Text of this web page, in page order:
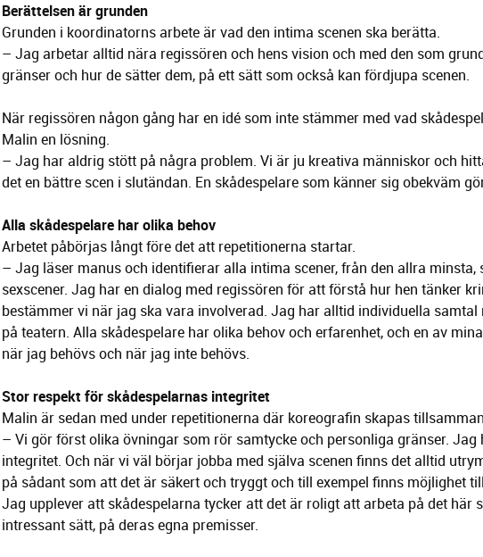
Berättelsen är grunden
Grunden i koordinatorns arbete är vad den intima scenen ska berätta.
– Jag arbetar alltid nära regissören och hens vision och med den som
gränser och hur de sätter dem, på ett sätt som också kan fördjupa scenen.
När regissören någon gång har en idé som inte stämmer med vad
Malin en lösning.
– Jag har aldrig stött på några problem. Vi är ju kreativa människor och
det en bättre scen i slutändan. En skådespelare som känner sig obekväm
Alla skådespelare har olika behov
Arbetet påbörjas långt före det att repetitionerna startar.
– Jag läser manus och identifierar alla intima scener, från den allra minsta,
sexscener. Jag har en dialog med regissören för att förstå hur hen tänker
bestämmer vi när jag ska vara involverad. Jag har alltid individuella
på teatern. Alla skådespelare har olika behov och erfarenhet, och en av
när jag behövs och när jag inte behövs.
Stor respekt för skådespelarnas integritet
Malin är sedan med under repetitionerna där koreografin skapas
– Vi gör först olika övningar som rör samtycke och personliga gränser.
integritet. Och när vi väl börjar jobba med själva scenen finns det alltid
på sådant som att det är säkert och tryggt och till exempel finns möjlighet
Jag upplever att skådespelarna tycker att det är roligt att arbeta på det här
intressant sätt, på deras egna premisser.